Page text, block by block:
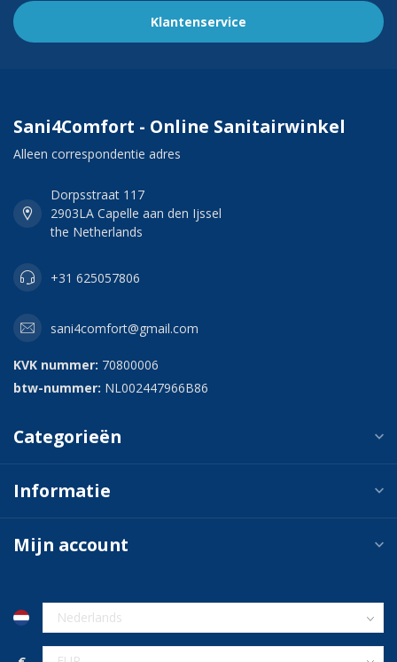
Klantenservice
Sani4Comfort - Online Sanitairwinkel
Alleen correspondentie adres
Dorpsstraat 117
2903LA Capelle aan den Ijssel
the Netherlands
+31 625057806
sani4comfort@gmail.com
KVK nummer: 70800006
btw-nummer: NL002447966B86
Categorieën
Informatie
Mijn account